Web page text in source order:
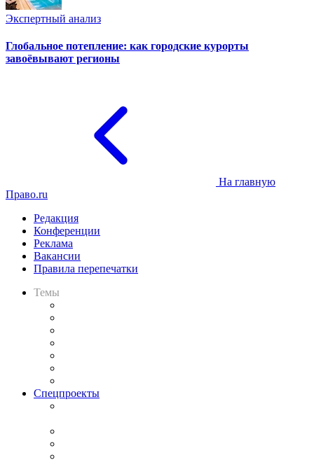
Экспертный анализ
Глобальное потепление: как городские курорты
завоёвывают регионы
На главную
Право.ru
Редакция
Конференции
Реклама
Вакансии
Правила перепечатки
Темы
Спецпроекты